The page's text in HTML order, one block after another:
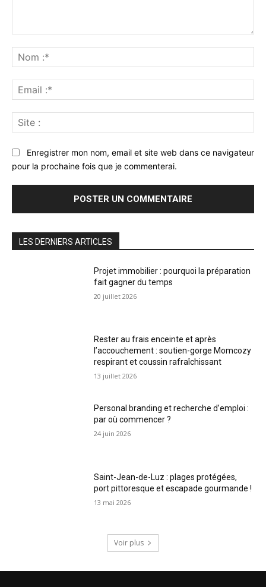
:*
:*
:
Enregistrer mon nom, email et site web dans ce navigateur
pour la prochaine fois que je commenterai.
LES DERNIERS ARTICLES
Projet immobilier : pourquoi la préparation
fait gagner du temps
20 juillet 2026
Rester au frais enceinte et après
l’accouchement : soutien-gorge Momcozy
respirant et coussin rafraîchissant
13 juillet 2026
Personal branding et recherche d’emploi :
par où commencer ?
24 juin 2026
Saint-Jean-de-Luz : plages protégées,
port pittoresque et escapade gourmande !
13 mai 2026
Voir plus